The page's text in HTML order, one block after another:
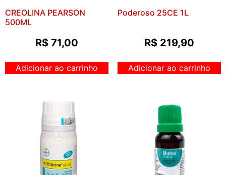
CREOLINA PEARSON
500ML
R$ 71,00
Adicionar ao carrinho
Poderoso 25CE 1L
R$219,90
Adicionar ao carrinho